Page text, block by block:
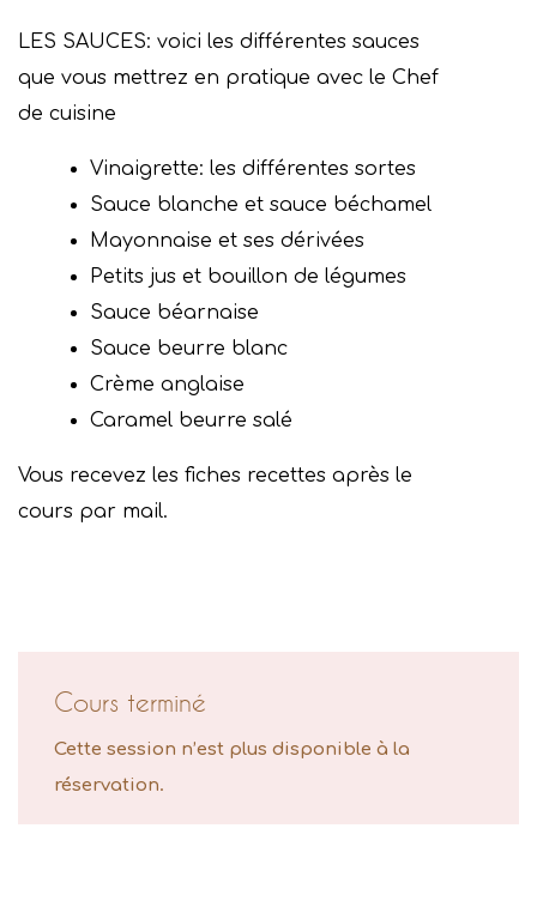
LES SAUCES: voici les différentes sauces
que vous mettrez en pratique avec le Chef
de cuisine
Vinaigrette: les différentes sortes
Sauce blanche et sauce béchamel
Mayonnaise et ses dérivées
Petits jus et bouillon de légumes
Sauce béarnaise
Sauce beurre blanc
Crème anglaise
Caramel beurre salé
Vous recevez les fiches recettes après le
cours par mail.
Cours terminé
Cette session n’est plus disponible à la
réservation.